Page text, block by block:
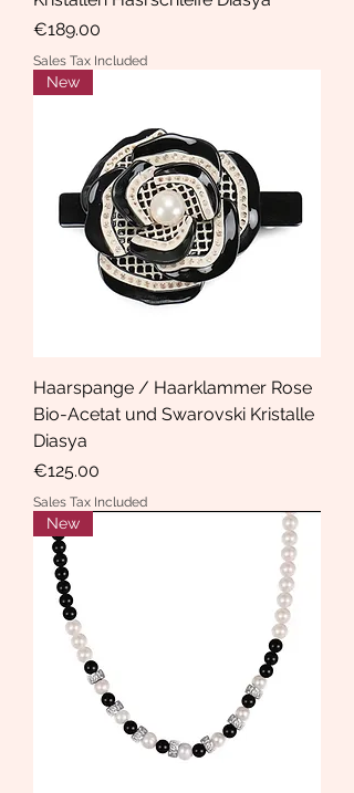
Price
€189.00
Sales Tax Included
New
Haarspange / Haarklammer Rose
Bio-Acetat und Swarovski Kristalle
Diasya
Price
€125.00
Sales Tax Included
New